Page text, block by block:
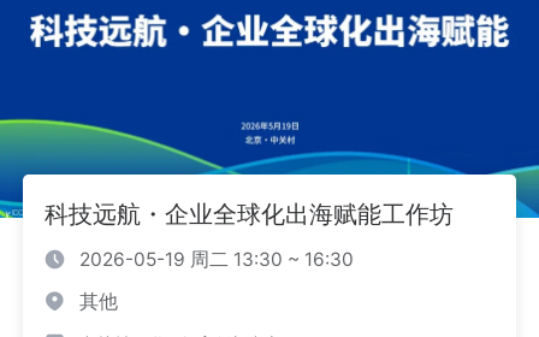
科技远航・企业全球化出海赋能工作坊
2026-05-19 周二 13:30 ~ 16:30
其他